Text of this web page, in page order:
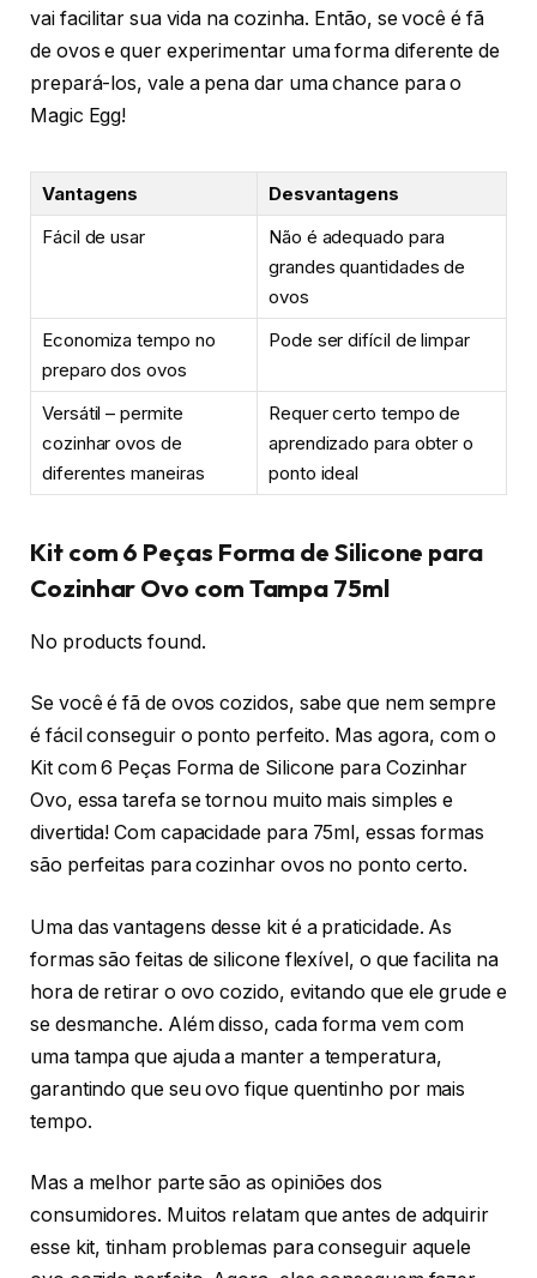
vai facilitar sua vida na cozinha. Então, se você é fã
de ovos e quer experimentar uma forma diferente de
prepará-los, vale a pena dar uma chance para o
Magic Egg!
Vantagens
Desvantagens
Fácil de usar
Não é adequado para
grandes quantidades de
ovos
Economiza tempo no
preparo dos ovos
Pode ser difícil de limpar
Versátil – permite
cozinhar ovos de
diferentes maneiras
Requer certo tempo de
aprendizado para obter o
ponto ideal
Kit com 6 Peças Forma de Silicone para
Cozinhar Ovo com Tampa 75ml
No products found.
Se você é fã de ovos cozidos, sabe que nem sempre
é fácil conseguir o ponto perfeito. Mas agora, com o
Kit com 6 Peças Forma de Silicone para Cozinhar
Ovo, essa tarefa se tornou muito mais simples e
divertida! Com capacidade para 75ml, essas formas
são perfeitas para cozinhar ovos no ponto certo.
Uma das vantagens desse kit é a praticidade. As
formas são feitas de silicone flexível, o que facilita na
hora de retirar o ovo cozido, evitando que ele grude e
se desmanche. Além disso, cada forma vem com
uma tampa que ajuda a manter a temperatura,
garantindo que seu ovo fique quentinho por mais
tempo.
Mas a melhor parte são as opiniões dos
consumidores. Muitos relatam que antes de adquirir
esse kit, tinham problemas para conseguir aquele